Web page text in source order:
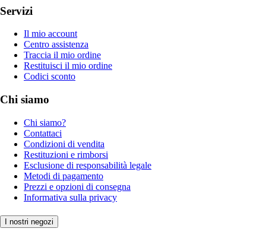
Servizi
Il mio account
Centro assistenza
Traccia il mio ordine
Restituisci il mio ordine
Codici sconto
Chi siamo
Chi siamo?
Contattaci
Condizioni di vendita
Restituzioni e rimborsi
Esclusione di responsabilità legale
Metodi di pagamento
Prezzi e opzioni di consegna
Informativa sulla privacy
I nostri negozi